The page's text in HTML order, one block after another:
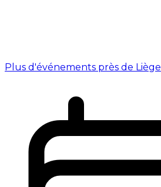
Plus d'événements près de Liège